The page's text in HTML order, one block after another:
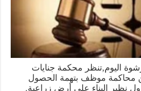
اليوم,تنظر محكمة جنايات
محاكمة موظف بتهمة الحصول
نظير البناء على أرض زراعية.